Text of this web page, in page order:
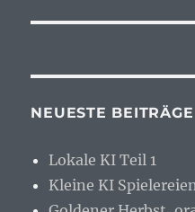
NEUESTE BEITRÄGE
Lokale KI Teil 1
Kleine KI